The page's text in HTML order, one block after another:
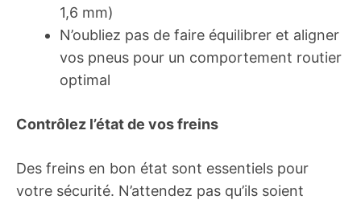
1,6 mm)
N’oubliez pas de faire équilibrer et aligner
vos pneus pour un comportement routier
optimal
Contrôlez l’état de vos freins
Des freins en bon état sont essentiels pour
votre sécurité. N’attendez pas qu’ils soient